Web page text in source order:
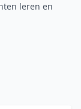
leren en